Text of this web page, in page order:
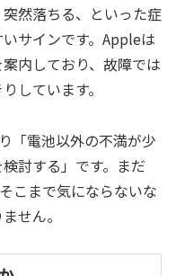
然落ちる、といった症
サインです。Appleは
内しており、故障では
しています。
「電池以外の不満が少
討する」です。まだ
こまで気にならないな
せん。